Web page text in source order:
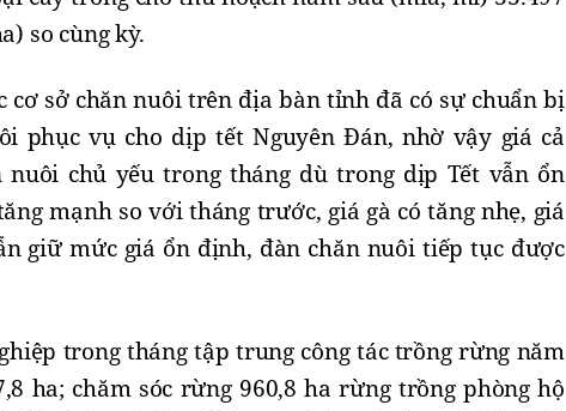
so cùng kỳ.
cơ sở chăn nuôi trên địa bàn tỉnh đã có sự chuẩn bị
phục vụ cho dịp tết Nguyên Đán, nhờ vậy giá cả
nuôi chủ yếu trong tháng dù trong dịp Tết vẫn ổn
mạnh so với tháng trước, giá gà có tăng nhẹ, giá
giữ mức giá ổn định, đàn chăn nuôi tiếp tục được
trong tháng tập trung công tác trồng rừng năm
ha; chăm sóc rừng 960,8 ha rừng trồng phòng hộ